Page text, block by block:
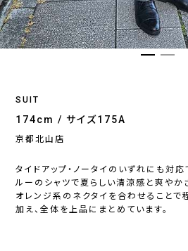
SUIT
174cm / サイズ175A
京都北山店
タイドアップ・ノータイのいずれにも対
ルーのシャツで夏らしい清涼感と爽やか
オレンジ系のネクタイを合わせることで
加え、全体を上品にまとめています。